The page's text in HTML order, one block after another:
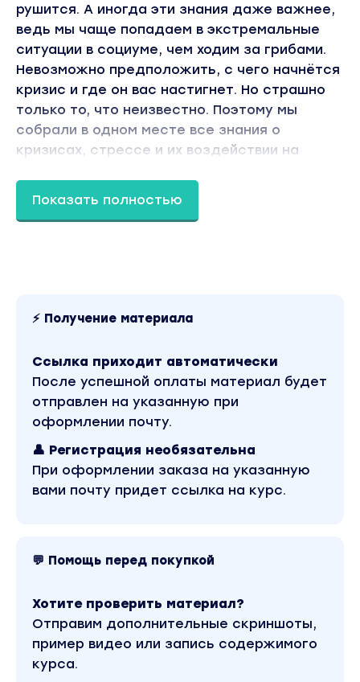
рушится. А иногда эти знания даже важнее,
ведь мы чаще попадаем в экстремальные
ситуации в социуме, чем ходим за грибами.
Невозможно предположить, с чего начнётся
кризис и где он вас настигнет. Но страшно
только то, что неизвестно. Поэтому мы
собрали в одном месте все знания о
кризисах, стрессе и их воздействии на
области экстремальной и кризисной
психологии. Повысьте свою квалификацию
Для кого программа?
Для практикующих психологов и
расширить свой инструментарий, получить
знания в области экстремальной психологии
и профессиональные навыки для работы с
Для тех, кто оказался в трудной жизненной
ситуации или пережил психологическую
действий, смерть близких, насилие, потеря
работы или трудоспособности и т. д.) и
инструментами выхода из кризиса и
возвращения к полноценной жизни
Показать полностью
⚡ Получение материала
Ссылка приходит автоматически
После успешной оплаты материал будет
отправлен на указанную при
оформлении почту.
👤 Регистрация необязательна
При оформлении заказа на указанную
вами почту придет ссылка на курс.
💬 Помощь перед покупкой
Хотите проверить материал?
Отправим дополнительные скриншоты,
пример видео или запись содержимого
курса.